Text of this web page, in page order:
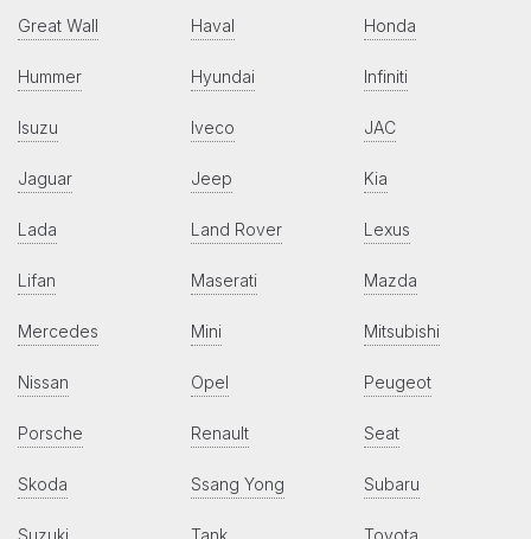
Great Wall Haval Honda
Hummer Hyundai Infiniti
Isuzu Iveco JAC
Jaguar Jeep Kia
Lada Land Rover Lexus
Lifan Maserati Mazda
Mercedes Mini Mitsubishi
Nissan Opel Peugeot
Porsche Renault Seat
Skoda Ssang Yong Subaru